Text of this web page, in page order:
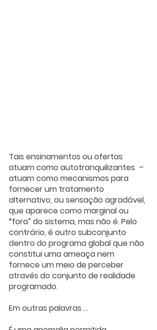
Tais ensinamentos ou ofertas
atuam como autotranquilizantes  –
atuam como mecanismos para
fornecer um tratamento
alternativo, ou sensação agradável,
que aparece como marginal ou
“fora” do sistema, mas não é. Pelo
contrário, é outro subconjunto
dentro do programa global que não
constitui uma ameaça nem
fornece um meio de perceber
através do conjunto de realidade
programado.
Em outras palavras ...